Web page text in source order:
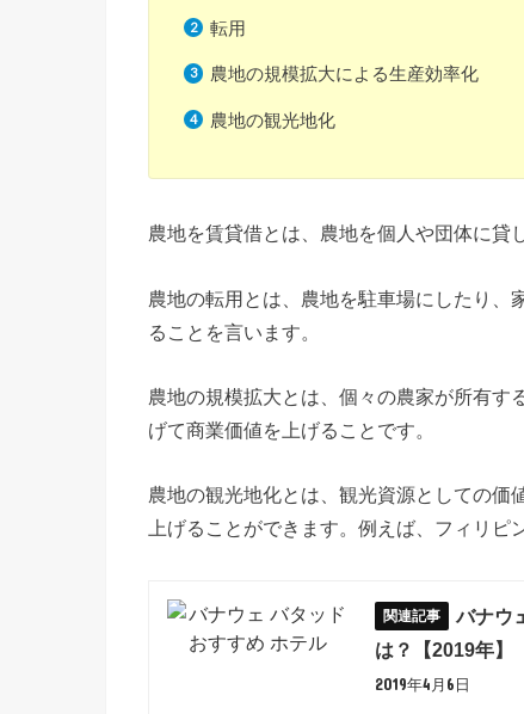
転用
農地の規模拡大による生産効率化
農地の観光地化
農地を賃貸借とは、農地を個人や団体に貸
農地の転用とは、農地を駐車場にしたり、
ることを言います。
農地の規模拡大とは、個々の農家が所有す
げて商業価値を上げることです。
農地の観光地化とは、観光資源としての価
上げることができます。例えば、フィリピ
バナウ
は？【2019年】
2019年4月6日